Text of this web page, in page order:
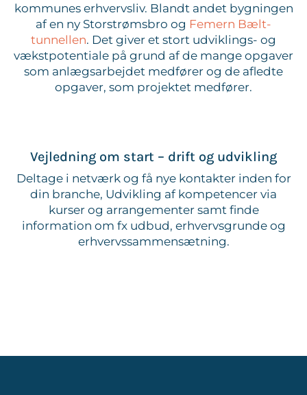
kommunes erhvervsliv. Blandt andet bygningen
af en ny Storstrømsbro og Femern Bælt-
tunnellen. Det giver et stort udviklings- og
vækstpotentiale på grund af de mange opgaver
som anlægsarbejdet medfører og de afledte
opgaver, som projektet medfører.
Vejledning om start – drift og udvikling
Deltage i netværk og få nye kontakter inden for
din branche, Udvikling af kompetencer via
kurser og arrangementer samt finde
information om fx udbud, erhvervsgrunde og
erhvervssammensætning.